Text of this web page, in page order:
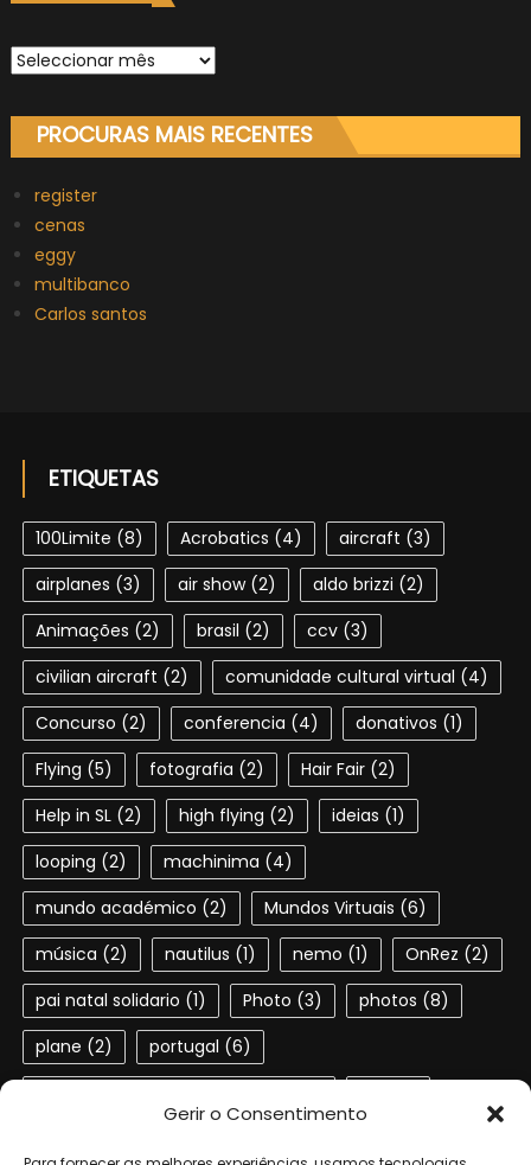
Gerir o Consentimento
Arquivo
PROCURAS MAIS RECENTES
register
cenas
eggy
multibanco
Carlos santos
ETIQUETAS
100Limite (8) Acrobatics (4) aircraft (3)
airplanes (3) air show(2) aldo brizzi (2)
Animações (2) brasil (2) ccv(3)
civilian aircraft (2) comunidade cultural virtual (4)
Concurso (2) conferencia (4) donativos (1)
Flying (5) fotografia (2) Hair Fair(2)
Help in SL(2) high flying (2) ideias (1)
looping (2) machinima (4)
mundo académico (2) Mundos Virtuais (6)
música (2) nautilus (1) nemo (1) OnRez (2)
pai natal solidario (1) Photo (3) photos (8)
plane (2) portugal (6)